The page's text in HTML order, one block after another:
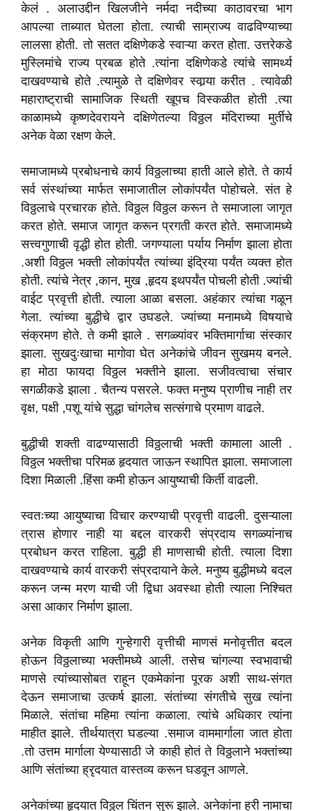
केलं . अलाउद्दीन खिलजीने नर्मदा नदीच्या काठावरचा भाग
आपल्या ताब्यात घेतला होता. त्याची साम्राज्य वाढविण्याच्या
लालसा होती. तो सतत दक्षिणेकडे स्वाऱ्या करत होता. उत्तरेकडे
मुस्लिमांचे राज्य प्रबळ होते .त्यांना दक्षिणेकडे त्यांचे सामर्थ्य
दाखवण्याचे होते .त्यामुळे ते दक्षिणेवर स्वार्‍या करीत . त्यावेळी
महाराष्ट्राची सामाजिक स्थिती खूपच विस्कळीत होती .त्या
काळामध्ये कृष्णदेवरायने दक्षिणेतल्या विठ्ठल मंदिराच्या मुर्तीचे
अनेक वेळा रक्षण केले.
समाजामध्ये प्रबोधनाचे कार्य विठ्ठलाच्या हाती आले होते. ते कार्य
सर्व संस्थांच्या मार्फत समाजातील लोकांपर्यंत पोहोचले. संत हे
विठ्ठलाचे प्रचारक होते. विठ्ठल विठ्ठल करून ते समाजाला जागृत
करत होते. समाज जागृत करून प्रगती करत होते. समाजामध्ये
सत्त्वगुणाची वृद्धी होत होती. जगण्याला पर्याय निर्माण झाला होता
.अशी विठ्ठल भक्ती लोकांपर्यंत त्यांच्या इंद्रिया पर्यंत व्यक्त होत
होती. त्यांचे नेत्र ,कान, मुख ,हृदय इथपर्यंत पोचली होती .ज्यांची
वाईट प्रवृत्ती होती. त्याला आळा बसला. अहंकार त्यांचा गळून
गेला. त्यांच्या बुद्धीचे द्वार उघडले. ज्यांच्या मनामध्ये विषयाचे
संक्रमण होते. ते कमी झाले . सगळ्यांवर भक्तिमार्गाचा संस्कार
झाला. सुखदुःखाचा मागोवा घेत अनेकांचे जीवन सुखमय बनले.
हा मोठा फायदा विठ्ठल भक्तीने झाला. सजीवत्वाचा संचार
सगळीकडे झाला . चैतन्य पसरले. फक्त मनुष्य प्राणीच नाही तर
वृक्ष, पक्षी ,पशू यांचे सुद्धा चांगलेच सत्संगाचे प्रमाण वाढले.
बुद्धीची शक्ती वाढण्यासाठी विठ्ठलाची भक्ती कामाला आली .
विठ्ठल भक्तीचा परिमळ हृदयात जाऊन स्थापित झाला. समाजाला
दिशा मिळाली .हिंसा कमी होऊन आयुष्याची किर्ती वाढली.
स्वतःच्या आयुष्याचा विचार करण्याची प्रवृत्ती वाढली. दुसऱ्याला
त्रास होणार नाही या बद्दल वारकरी संप्रदाय सगळ्यांनाच
प्रबोधन करत राहिला. बुद्धी ही माणसाची होती. त्याला दिशा
दाखवण्याचे कार्य वारकरी संप्रदायाने केले. मनुष्य बुद्धीमध्ये बदल
करून जन्म मरण याची जी द्विधा अवस्था होती त्याला निश्चित
असा आकार निर्माण झाला.
अनेक विकृती आणि गुन्हेगारी वृत्तीची माणसं मनोवृत्तीत बदल
होऊन विठ्ठलाच्या भक्तीमध्ये आली. तसेच चांगल्या स्वभावाची
माणसे त्यांच्यासोबत राहून एकमेकांना पूरक अशी साथ-संगत
देऊन समाजाचा उत्कर्ष झाला. संतांच्या संगतीचे सुख त्यांना
मिळाले. संतांचा महिमा त्यांना कळाला. त्यांचे अधिकार त्यांना
माहीत झाले. तीर्थयात्रा घडल्या .समाज वाममार्गाला जात होता
.तो उत्तम मार्गाला येण्यासाठी जे काही होतं ते विठ्ठलाने भक्तांच्या
आणि संतांच्या ह्रृदयात वास्तव्य करून घडवून आणले.
अनेकांच्या हृदयात विठ्ठल चिंतन सुरू झाले. अनेकांना हरी नामाचा